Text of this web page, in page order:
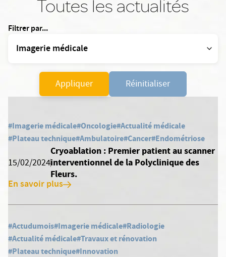
Toutes les actualités
Filtrer par...
Appliquer Réinitialiser
#Imagerie médicale#Oncologie#Actualité médicale
#Plateau technique#Ambulatoire#Cancer#Endométriose
15/02/2024
Cryoablation : Premier patient au scanner
interventionnel de la Polyclinique des
Fleurs.
En savoir plus
#Actudumois#Imagerie médicale#Radiologie
#Actualité médicale#Travaux et rénovation
#Plateau technique#Innovation